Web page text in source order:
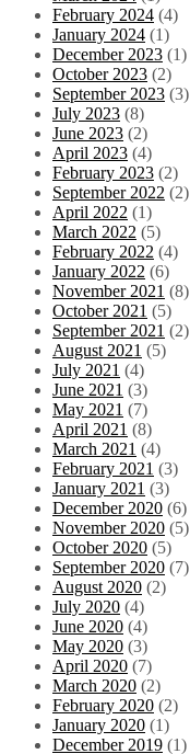
February 2024 (4)
January 2024 (1)
December 2023 (1)
October 2023 (2)
September 2023 (3)
July 2023 (8)
June 2023 (2)
April 2023 (4)
February 2023 (2)
September 2022 (2)
April 2022 (1)
March 2022 (5)
February 2022 (4)
January 2022 (6)
November 2021 (8)
October 2021 (5)
September 2021 (2)
August 2021 (5)
July 2021 (4)
June 2021 (3)
May 2021 (7)
April 2021 (8)
March 2021 (4)
February 2021 (3)
January 2021 (3)
December 2020 (6)
November 2020 (5)
October 2020 (5)
September 2020 (7)
August 2020 (2)
July 2020 (4)
June 2020 (4)
May 2020 (3)
April 2020 (7)
March 2020 (2)
February 2020 (2)
January 2020 (1)
December 2019 (1)